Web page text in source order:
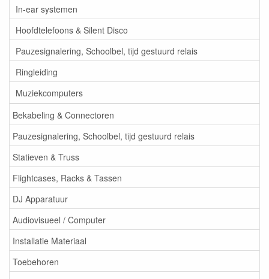
In-ear systemen
Hoofdtelefoons & Silent Disco
Pauzesignalering, Schoolbel, tijd gestuurd relais
Ringleiding
Muziekcomputers
Bekabeling & Connectoren
Pauzesignalering, Schoolbel, tijd gestuurd relais
Statieven & Truss
Flightcases, Racks & Tassen
DJ Apparatuur
Audiovisueel / Computer
Installatie Materiaal
Toebehoren